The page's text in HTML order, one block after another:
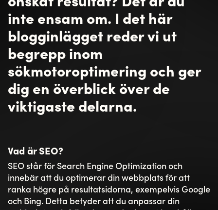
Umbraco Forms requires a validation
framework to run, please read documentation
for posible options.
See Umbraco Forms Documentation
E-post*
Företag*
Meddelande